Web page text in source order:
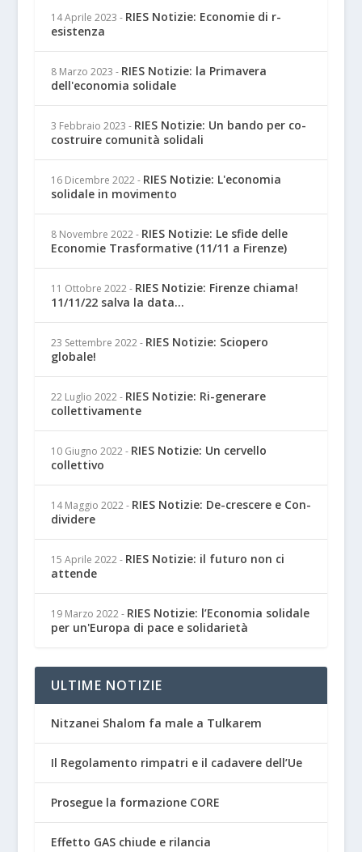
14 Aprile 2023 - RIES Notizie: Economie di r-
esistenza
8 Marzo 2023 - RIES Notizie: la Primavera
dell'economia solidale
3 Febbraio 2023 - RIES Notizie: Un bando per co-
costruire comunità solidali
16 Dicembre 2022 - RIES Notizie: L'economia
solidale in movimento
8 Novembre 2022 - RIES Notizie: Le sfide delle
Economie Trasformative (11/11 a Firenze)
11 Ottobre 2022 - RIES Notizie: Firenze chiama!
11/11/22 salva la data...
23 Settembre 2022 - RIES Notizie: Sciopero
globale!
22 Luglio 2022 - RIES Notizie: Ri-generare
collettivamente
10 Giugno 2022 - RIES Notizie: Un cervello
collettivo
14 Maggio 2022 - RIES Notizie: De-crescere e Con-
dividere
15 Aprile 2022 - RIES Notizie: il futuro non ci
attende
19 Marzo 2022 - RIES Notizie: l’Economia solidale
per un'Europa di pace e solidarietà
ULTIME NOTIZIE
Nitzanei Shalom fa male a Tulkarem
Il Regolamento rimpatri e il cadavere dell’Ue
Prosegue la formazione CORE
Effetto GAS chiude e rilancia